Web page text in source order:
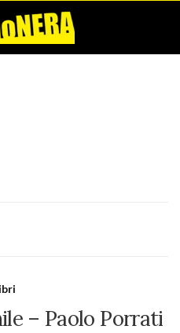
– Paolo Porrati